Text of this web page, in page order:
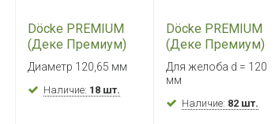
Döcke PREMIUM
(Деке Премиум)
Желоб 3000 мм
Графит
Диаметр 120,65 мм
Наличие: 18 шт.
Döcke PREMIUM
(Деке Премиум)
Заглушка желоба
Графит
Для желоба d = 120
мм
Наличие: 82 шт.